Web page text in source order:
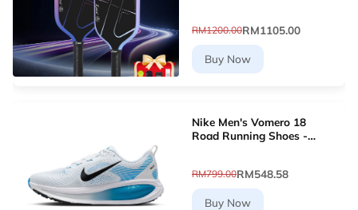
RM1200.00RM1105.00
Buy Now
Nike Men's Vomero 18
Road Running Shoes -
RM799.00RM548.58
Buy Now